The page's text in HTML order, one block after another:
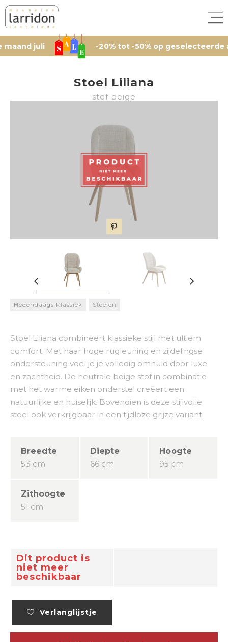
juli -20% tot -50% op geselecteerde
Stoel Liliana
stof beige
Hedendaags Klassiek Stoelen
Stoel Liliana combineert klassieke stijl met ultiem
comfort. Met haar hoge rugleuning en zijdelingse
ondersteuning voel je je volledig omhuld door luxe
en zachtheid. De neutrale beige stof in combinatie
met het warme eiken onderstel creëert een
natuurlijke en huiselijk. Bovendien is deze stijlvolle
stoel ook verkrijgbaar in een tijdloze grijze variant.
Breedte
53 cm
Diepte
66 cm
Hoogte
95 cm
Zithoogte
51 cm
Dit product is
niet meer
beschikbaar
Verlanglijstje